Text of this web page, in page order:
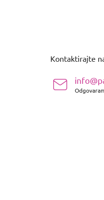
Kontaktirajte